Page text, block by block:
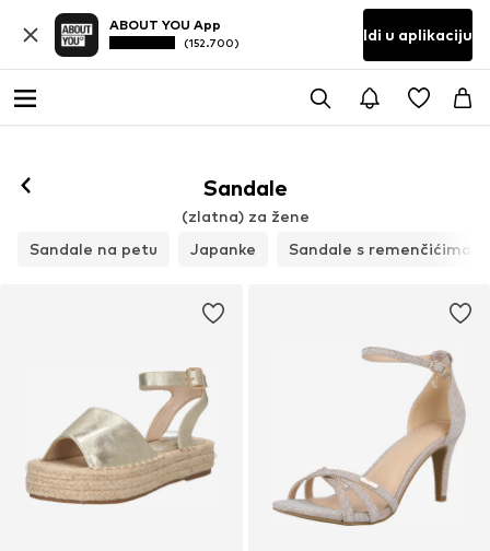
ABOUT YOU App
(152.700) Idi u aplikaciju
Sandale
(zlatna) za žene
Sandale na petu
Japanke Sandale s remenčićima